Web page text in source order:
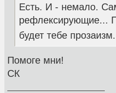
Есть. И - немало.
рефлексирующие...
будет тебе
Помоге мни!
СК